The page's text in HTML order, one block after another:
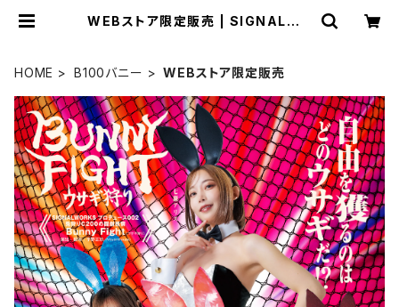
WEBストア限定販売 | SIGNALWO
HOME B100バニー WEBストア限定販売